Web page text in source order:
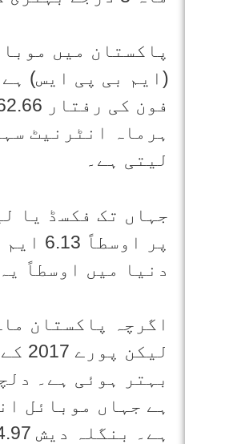
(ایم بی پی ایس)
ہرماہ انٹرنیٹ
لیتی ہے۔
جہاں تک فکسڈ یا
دنیا میں اوسطاً یہ شرح 40 ایم بی پی ایس
اگرچہ پاکستان
ہے۔ بنگلہ دیش 4.97 ایم بی پی ایس کے ساتھ 120 ویں نمبر ہے۔